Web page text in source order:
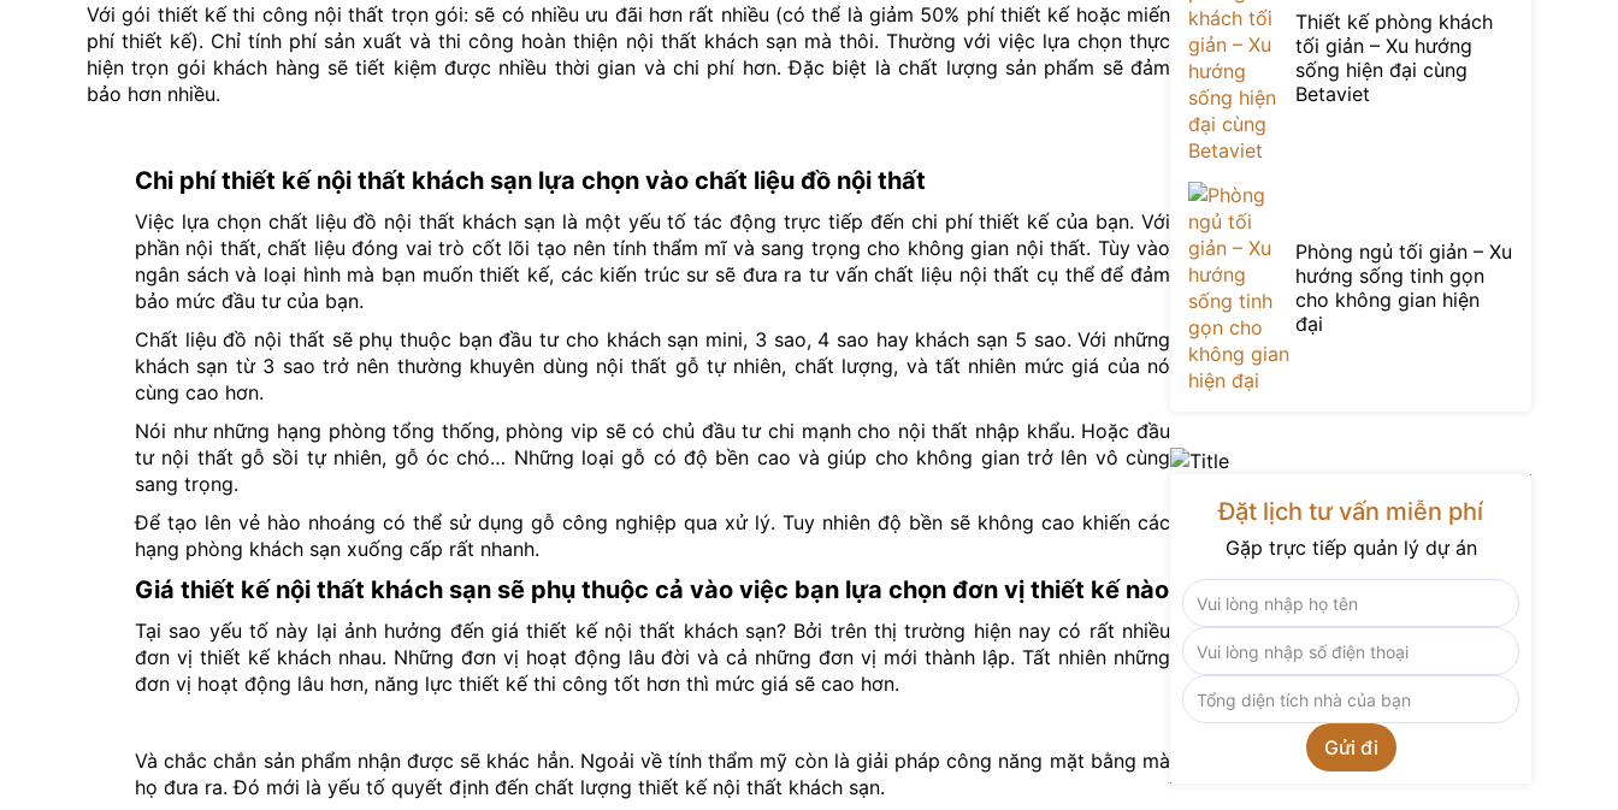
Với gói thiết kế thi công nội thất trọn gói: sẽ có nhiều ưu đãi hơn rất nhiều (có thể là giảm 50% phí thiết kế hoặc miến
phí thiết kế). Chỉ tính phí sản xuất và thi công hoàn thiện nội thất khách sạn mà thôi. Thường với việc lựa chọn thực
hiện trọn gói khách hàng sẽ tiết kiệm được nhiều thời gian và chi phí hơn. Đặc biệt là chất lượng sản phẩm sẽ đảm
bảo hơn nhiều.
Chi phí thiết kế nội thất khách sạn lựa chọn vào chất liệu đồ nội thất
Việc lựa chọn chất liệu đồ nội thất khách sạn là một yếu tố tác động trực tiếp đến chi phí thiết kế của bạn. Với
phần nội thất, chất liệu đóng vai trò cốt lõi tạo nên tính thẩm mĩ và sang trọng cho không gian nội thất. Tùy vào
ngân sách và loại hình mà bạn muốn thiết kế, các kiến trúc sư sẽ đưa ra tư vấn chất liệu nội thất cụ thể để đảm
bảo mức đầu tư của bạn.
Chất liệu đồ nội thất sẽ phụ thuộc bạn đầu tư cho khách sạn mini, 3 sao, 4 sao hay khách sạn 5 sao. Với những
khách sạn từ 3 sao trở nên thường khuyên dùng nội thất gỗ tự nhiên, chất lượng, và tất nhiên mức giá của nó
cùng cao hơn.
Nói như những hạng phòng tổng thống, phòng vip sẽ có chủ đầu tư chi mạnh cho nội thất nhập khẩu. Hoặc đầu
tư nội thất gỗ sồi tự nhiên, gỗ óc chó… Những loại gỗ có độ bền cao và giúp cho không gian trở lên vô cùng
sang trọng.
Để tạo lên vẻ hào nhoáng có thể sử dụng gỗ công nghiệp qua xử lý. Tuy nhiên độ bền sẽ không cao khiến các
hạng phòng khách sạn xuống cấp rất nhanh.
Giá thiết kế nội thất khách sạn sẽ phụ thuộc cả vào việc bạn lựa chọn đơn vị thiết kế nào
Tại sao yếu tố này lại ảnh hưởng đến giá thiết kế nội thất khách sạn? Bởi trên thị trường hiện nay có rất nhiều
đơn vị thiết kế khách nhau. Những đơn vị hoạt động lâu đời và cả những đơn vị mới thành lập. Tất nhiên những
đơn vị hoạt động lâu hơn, năng lực thiết kế thi công tốt hơn thì mức giá sẽ cao hơn.
Và chắc chắn sản phẩm nhận được sẽ khác hẳn. Ngoải về tính thẩm mỹ còn là giải pháp công năng mặt bằng mà
họ đưa ra. Đó mới là yếu tố quyết định đến chất lượng thiết kế nội thất khách sạn.
Thiết kế phòng khách
tối giản – Xu hướng
sống hiện đại cùng
Betaviet
Phòng ngủ tối giản – Xu
hướng sống tinh gọn
cho không gian hiện
đại
Đặt lịch tư vấn miễn phí
Gặp trực tiếp quản lý dự án